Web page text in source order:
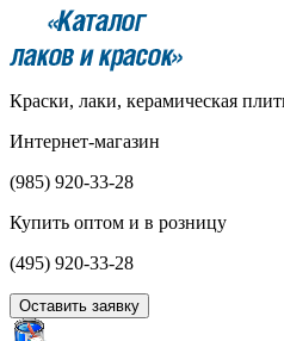
Краски, лаки, керамическая
Интернет-магазин
(985) 920-33-28
Купить оптом и в розницу
(495) 920-33-28
Оставить заявку